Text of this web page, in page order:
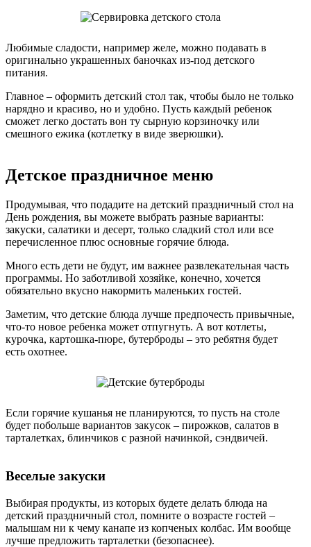
Любимые сладости, например желе, можно подавать в
оригинально украшенных баночках из-под детского
питания.
Главное – оформить детский стол так, чтобы было не только
нарядно и красиво, но и удобно. Пусть каждый ребенок
сможет легко достать вон ту сырную корзиночку или
смешного ежика (котлетку в виде зверюшки).
Детское праздничное меню
Продумывая, что подадите на детский праздничный стол на
День рождения, вы можете выбрать разные варианты:
закуски, салатики и десерт, только сладкий стол или все
перечисленное плюс основные горячие блюда.
Много есть дети не будут, им важнее развлекательная часть
программы. Но заботливой хозяйке, конечно, хочется
обязательно вкусно накормить маленьких гостей.
Заметим, что детские блюда лучше предпочесть привычные,
что-то новое ребенка может отпугнуть. А вот котлеты,
курочка, картошка-пюре, бутерброды – это ребятня будет
есть охотнее.
Если горячие кушанья не планируются, то пусть на столе
будет побольше вариантов закусок – пирожков, салатов в
тарталетках, блинчиков с разной начинкой, сэндвичей.
Веселые закуски
Выбирая продукты, из которых будете делать блюда на
детский праздничный стол, помните о возрасте гостей –
малышам ни к чему канапе из копченых колбас. Им вообще
лучше предложить тарталетки (безопаснее).